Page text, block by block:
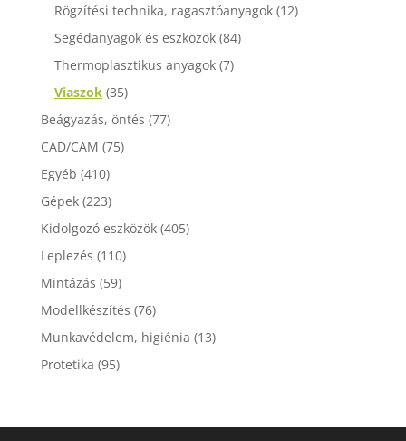
Rögzítési technika, ragasztóanyagok (12)
Segédanyagok és eszközök (84)
Thermoplasztikus anyagok (7)
Viaszok (35)
Beágyazás, öntés (77)
CAD/CAM (75)
Egyéb (410)
Gépek (223)
Kidolgozó eszközök (405)
Leplezés (110)
Mintázás (59)
Modellkészítés (76)
Munkavédelem, higiénia (13)
Protetika (95)